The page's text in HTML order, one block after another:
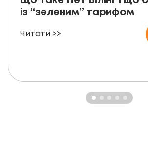
із “зеленим” тарифом
Читати >>